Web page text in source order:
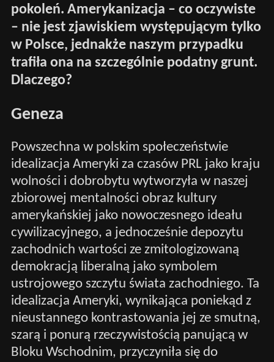
pokoleń. Amerykanizacja – co oczywiste
– nie jest zjawiskiem występującym tylko
w Polsce, jednakże naszym przypadku
trafiła ona na szczególnie podatny grunt.
Dlaczego?
Geneza
Powszechna w polskim społeczeństwie
idealizacja Ameryki za czasów PRL jako kraju
wolności i dobrobytu wytworzyła w naszej
zbiorowej mentalności obraz kultury
amerykańskiej jako nowoczesnego ideału
cywilizacyjnego, a jednocześnie depozytu
zachodnich wartości ze zmitologizowaną
demokracją liberalną jako symbolem
ustrojowego szczytu świata zachodniego. Ta
idealizacja Ameryki, wynikająca poniekąd z
nieustannego kontrastowania jej ze smutną,
szarą i ponurą rzeczywistością panującą w
Bloku Wschodnim, przyczyniła się do